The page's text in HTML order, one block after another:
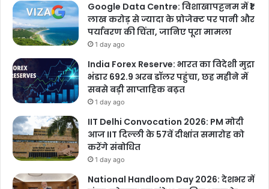
Google Data Centre: विशाखापट्टनम में ₹1
लाख करोड़ से ज्यादा के प्रोजेक्ट पर पानी और
पर्यावरण की चिंता, जानिए पूरा मामला
1 day ago
India Forex Reserve: भारत का विदेशी मुद्रा
भंडार 692.9 अरब डॉलर पहुंचा, छह महीने में
सबसे बड़ी साप्ताहिक बढ़त
1 day ago
IIT Delhi Convocation 2026: PM मोदी
आज IIT दिल्ली के 57वें दीक्षांत समारोह को
करेंगे संबोधित
1 day ago
National Handloom Day 2026: देशभर में